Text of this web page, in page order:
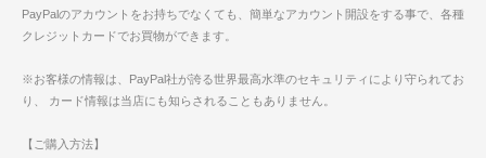
PayPalのアカウントをお持ちでなくても、簡単なアカウント開設をする事で、各種
クレジットカードでお買物ができます。
※お客様の情報は、PayPal社が誇る世界最高水準のセキュリティにより守られてお
り、 カード情報は当店にも知らされることもありません。
【ご購入方法】